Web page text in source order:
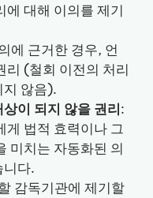
에 대해 이의를 제기
에 근거한 경우, 언
리 (철회 이전의 처리
지 않음).
이 되지 않을 권리:
법적 효력이나 그
미치는 자동화된 의
니다.
감독기관에 제기할